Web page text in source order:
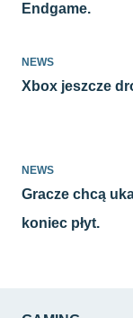
Endgame.
NEWS
Xbox jeszcze
NEWS
Gracze chcą
koniec płyt.